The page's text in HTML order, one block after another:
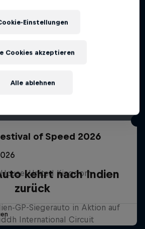
of Speed 2026
United Kingdom
kehrt nach Indien
zurück
GP-Siegerauto in Aktion auf
International Circuit
Einstellungen
Alle ablehnen
Cookies akzeptieren